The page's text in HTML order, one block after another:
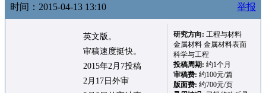
时间：2015-04-13 13:10
举报
英文版。
审稿速度挺快。
2015年2月7投稿
2月17日外审
研究方向: 工程与材料
金属材料 金属材料表面
科学与工程
投稿周期: 约1个月
审稿费: 约100元/篇
版面费: 约700元/页